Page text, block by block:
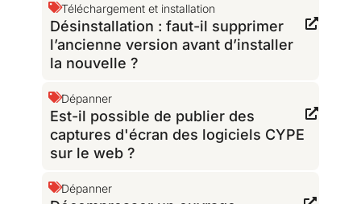
Téléchargement et installation
Désinstallation : faut-il supprimer
l’ancienne version avant d’installer
la nouvelle ?
Dépanner
Est-il possible de publier des
captures d'écran des logiciels CYPE
sur le web ?
Dépanner